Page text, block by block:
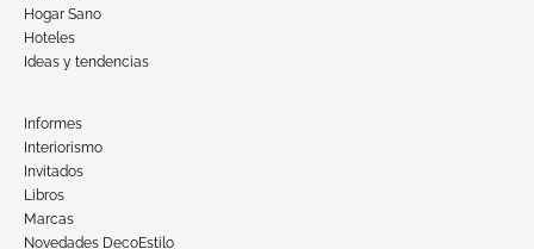
Hogar Sano
Hoteles
Ideas y tendencias
Informes
Interiorismo
Invitados
Libros
Marcas
Novedades DecoEstilo